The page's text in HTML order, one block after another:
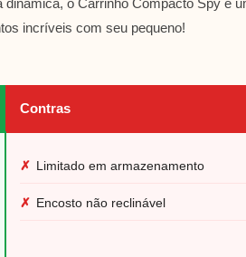
o Carrinho Compacto Spy é
incríveis com seu pequeno!
Contras
✗ Limitado em armazenamento
✗ Encosto não reclinável